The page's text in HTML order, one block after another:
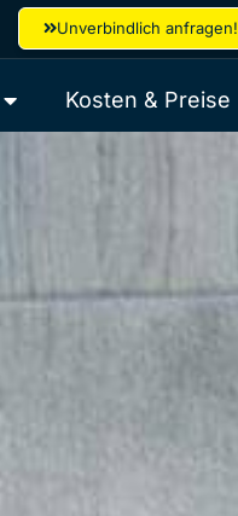
Unverbindlich anfragen!
Kosten & Preise